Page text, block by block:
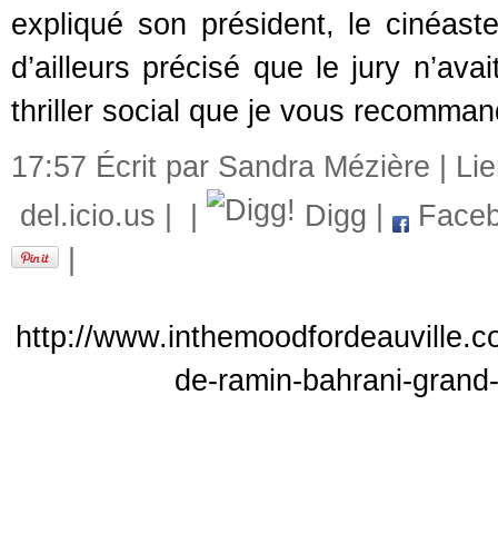
expliqué son président, le
d’ailleurs précisé que le jury
thriller social que je vous
17:57 Écrit par Sandra Mézière |
del.icio.us
Digg
http://
de-ramin-bahrani-